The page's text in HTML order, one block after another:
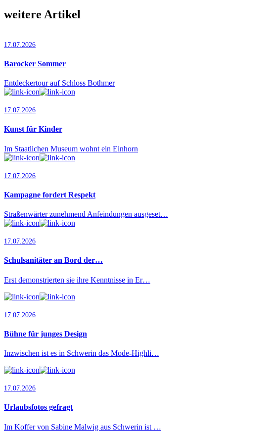
weitere Artikel
17.07.2026
Barocker Sommer
Entdeckertour auf Schloss Bothmer
17.07.2026
Kunst für Kinder
Im Staatlichen Museum wohnt ein Einhorn
17.07.2026
Kampagne fordert Respekt
Straßenwärter zunehmend Anfeindungen ausgeset…
17.07.2026
Schulsanitäter an Bord der…
Erst demonstrierten sie ihre Kenntnisse in Er…
17.07.2026
Bühne für junges Design
Inzwischen ist es in Schwerin das Mode-Highli…
17.07.2026
Urlaubsfotos gefragt
Im Koffer von Sabine Malwig aus Schwerin ist …